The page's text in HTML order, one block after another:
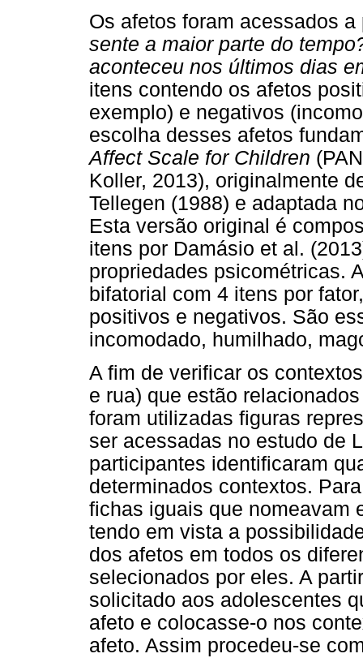
Os afetos foram acessados
sente a maior parte do
aconteceu nos últimos dias
itens contendo os afetos
exemplo) e negativos
escolha desses afetos
Affect Scale for Children
Koller, 2013), originalmente
Tellegen (1988) e adaptada
Esta versão original é
itens por Damásio et al.
propriedades psicométricas.
bifatorial com 4 itens por
positivos e negativos. São
incomodado, humilhado,
A fim de verificar os
e rua) que estão
foram utilizadas figuras
ser acessadas no estudo de
participantes identificaram
determinados contextos.
fichas iguais que nomeavam
tendo em vista a
dos afetos em todos os
selecionados por eles. A
solicitado aos adolescentes
afeto e colocasse-o nos
afeto. Assim procedeu-se